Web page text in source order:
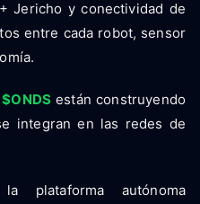
Jericho y conectividad de
entre cada robot, sensor
$ONDSestán construyendo
integran en las redes de
plataforma autónoma